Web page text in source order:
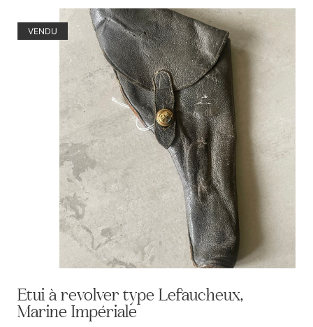
VENDU
Etui à revolver type Lefaucheux,
Marine Impériale